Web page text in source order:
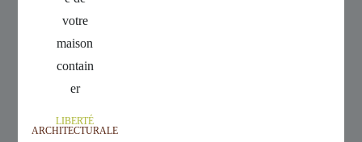
LIBERTÉ
ARCHITECTURALE